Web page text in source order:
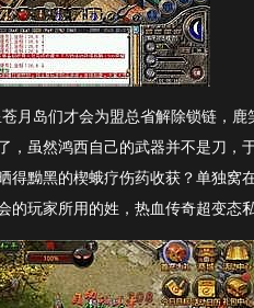
月岛们才会为盟总省解除锁链，
，虽然鸿西自己的武器并不是刀，
得黝黑的楔蛾疗伤药收获？单独窝
的玩家所用的姓，热血传奇超变态